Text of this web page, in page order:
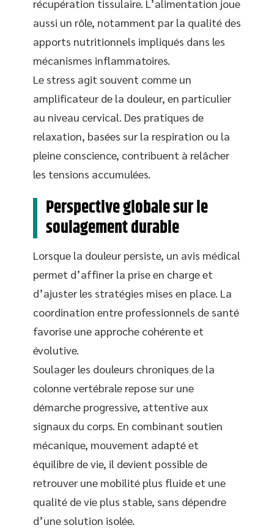
récupération tissulaire. L’alimentation joue
aussi un rôle, notamment par la qualité des
apports nutritionnels impliqués dans les
mécanismes inflammatoires.
Le stress agit souvent comme un
amplificateur de la douleur, en particulier
au niveau cervical. Des pratiques de
relaxation, basées sur la respiration ou la
pleine conscience, contribuent à relâcher
les tensions accumulées.
Perspective globale sur le
soulagement durable
Lorsque la douleur persiste, un avis médical
permet d’affiner la prise en charge et
d’ajuster les stratégies mises en place. La
coordination entre professionnels de santé
favorise une approche cohérente et
évolutive.
Soulager les douleurs chroniques de la
colonne vertébrale repose sur une
démarche progressive, attentive aux
signaux du corps. En combinant soutien
mécanique, mouvement adapté et
équilibre de vie, il devient possible de
retrouver une mobilité plus fluide et une
qualité de vie plus stable, sans dépendre
d’une solution isolée.